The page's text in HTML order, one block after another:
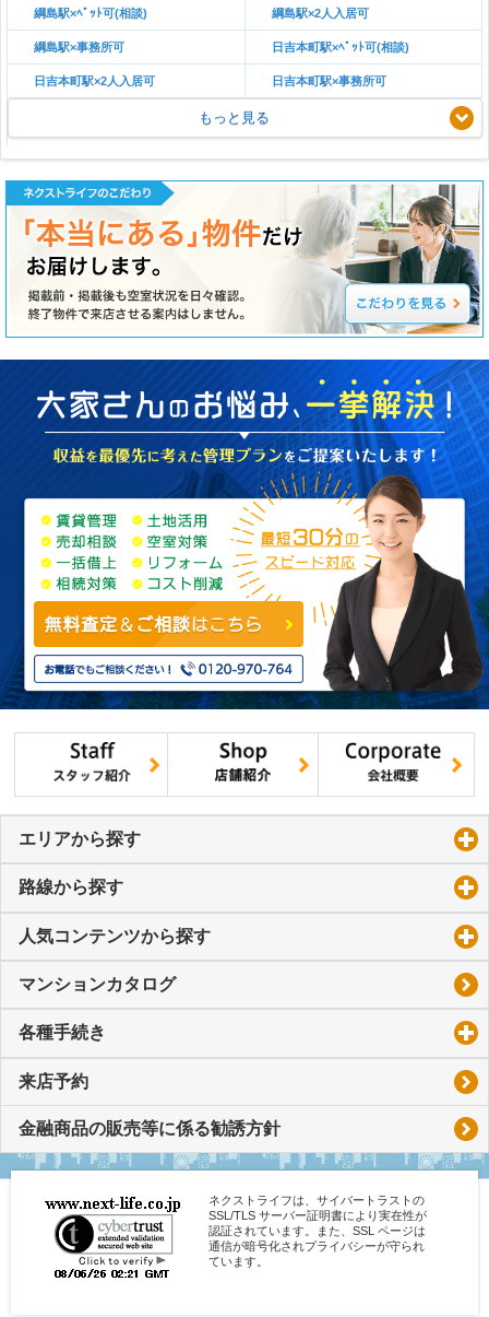
綱島駅×ﾍﾟｯﾄ可(相談) 綱島駅×2人入居可
綱島駅×事務所可 日吉本町駅×ﾍﾟｯﾄ可(相談)
日吉本町駅×2人入居可 日吉本町駅×事務所可
もっと見る
エリアから探す
路線から探す
人気コンテンツから探す
マンションカタログ
各種手続き
来店予約
金融商品の販売等に係る勧誘方針
ネクストライフは、サイバートラストの
SSL/TLS サーバー証明書により実在性が
認証されています。また、SSL ページは
通信が暗号化されプライバシーが守られ
ています。